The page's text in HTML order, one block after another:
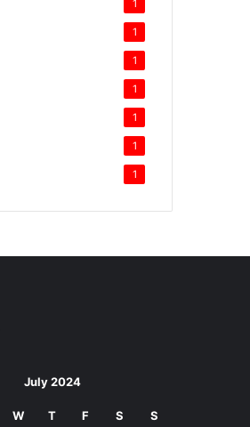
1
1
1
1
1
1
1
July 2024
W T F S S